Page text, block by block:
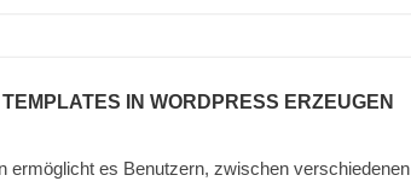
IN WORDPRESS ERZEUGEN
ermöglicht es Benutzern, zwischen verschiedenen